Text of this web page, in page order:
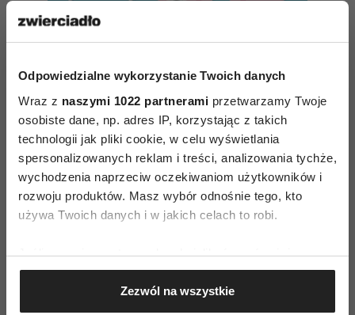
Odpowiedzialne wykorzystanie Twoich danych
Wraz z naszymi 1022 partnerami przetwarzamy Twoje
osobiste dane, np. adres IP, korzystając z takich
technologii jak pliki cookie, w celu wyświetlania
spersonalizowanych reklam i treści, analizowania tychże,
wychodzenia naprzeciw oczekiwaniom użytkowników i
rozwoju produktów. Masz wybór odnośnie tego, kto
używa Twoich danych i w jakich celach to robi.
Jeśli wyrazisz na to zgodę, chcielibyśmy również:
Gromadzić dane dotyczące Twojej lokalizacji
geograficznej z dokładnością nawet do kilku metrów
Zezwól na wszystkie
To, jak oddychamy, wpływa na
nasze życie
Z badań przeprowadzonych u cztero-
i sześcioletnich dzieci mieszkających od